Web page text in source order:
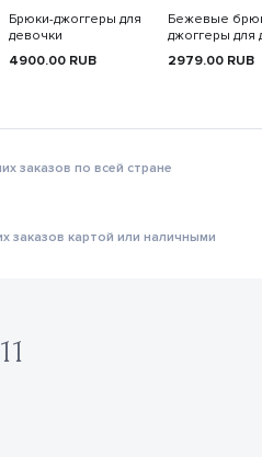
Брюки-джоггеры для
девочки
4900.00 RUB
Бежевые
джоггеры для
2979.00 RUB
заказов по всей стране
заказов картой или наличными